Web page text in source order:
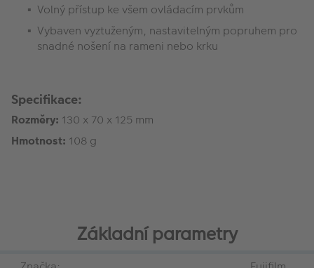
Volný přístup ke všem ovládacím prvkům
Vybaven vyztuženým, nastavitelným popruhem pro
snadné nošení na rameni nebo krku
Specifikace:
Rozměry: 130 x 70 x 125 mm
Hmotnost: 108 g
Základní parametry